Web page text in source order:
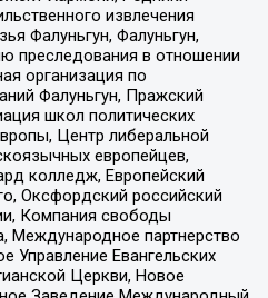
извлечения
Фалуньгун, Фалуньгун,
преследования в отношении
организация по
Фалуньгун, Пражский
школ политических
Центр либеральной
европейцев,
колледж, Европейский
Оксфордский российский
Компания свободы
Международное партнерство
Управление Евангельских
Церкви, Новое